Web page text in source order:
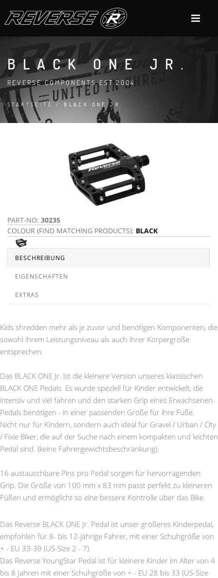
BLACK ONE JR.
REVERSE COMPONENTS EST.2004
STARTSEITE / BLACK ONE JR.
PART-NO: 30235
COLOUR (FIND MATCHING PRODUCTS): BLACK
BESCHREIBUNG
EIGENSCHAFTEN
EXTRAS
Kids shredden mehr als je zuvor und benötigen Komponenten, die
sowohl ihrem Leistungsniveau als auch ihrer Körpergröße
entsprechen.
Das BLACK ONE Jr. ist die kleinere Version unseres klassischen
BLACK ONE Pedals. Es wurde speziell für Kinder entwickelt, die
intensiv und viel fahren und den starken Grip eines Erwachsenen-
Pedals benötigen - in einer passenden Größe für ihre Füße.
Nicht nur für Kindern, sondern auch ideal für Gravel / Urban / City
/ Fixie Biker, die auf der Suche nach einem kompakten und leichten
Pedal sind. (keine Fahrergewichtsbeschränkung).
16 austauschbare Pins pro Pedal sorgen für hervorragenden
Grip. Die Größe von 100 mm x 83 mm passt perfekt zu kleineren
Füßen und ermöglicht so eine bessere Kontrolle über das Bike.
Das Reverse BLACK ONE Jr. Pedal ist unser größeres Kinderpedal,
empfohlen für 8- bis 12-jährige Fahrer, mit einer Schuhgröße von
+ - EU 33-39 (US-Size 2 - 7).
Das Reverse YoungStar Pedal ist für kleinere Kinder im Alter von 4
bis 8 Jahren mit einer Schuhgröße von + - EU 28 bis 33 (US-Size